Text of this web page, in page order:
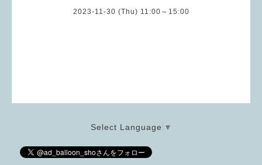
2023-11-30 (Thu) 11:00～15:00
Select Language ▼